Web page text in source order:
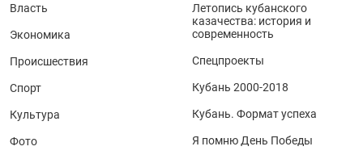
Власть
Экономика
Происшествия
Спорт
Культура
Фото
Летопись кубанского
казачества: история и
современность
Спецпроекты
Кубань 2000-2018
Кубань. Формат успеха
Я помню День Победы